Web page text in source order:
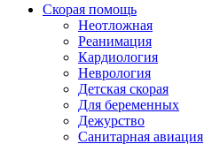
Скорая помощь
Неотложная
Реанимация
Кардиология
Неврология
Детская скорая
Для беременных
Дежурство
Санитарная авиация